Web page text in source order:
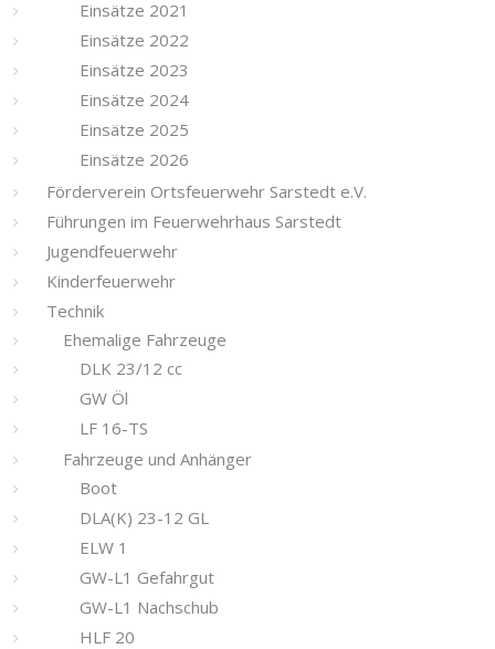
Einsätze 2021
Einsätze 2022
Einsätze 2023
Einsätze 2024
Einsätze 2025
Einsätze 2026
Förderverein Ortsfeuerwehr Sarstedt e.V.
Führungen im Feuerwehrhaus Sarstedt
Jugendfeuerwehr
Kinderfeuerwehr
Technik
Ehemalige Fahrzeuge
DLK 23/12 cc
GW Öl
LF 16-TS
Fahrzeuge und Anhänger
Boot
DLA(K) 23-12 GL
ELW 1
GW-L1 Gefahrgut
GW-L1 Nachschub
HLF 20